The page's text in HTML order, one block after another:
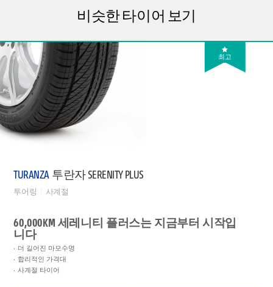
비슷한 타이어 보기
최고
TURANZA 투란자 SERENITY PLUS
투어링 사계절
60,000KM 세레니티 플러스는 지금부터 시작입
니다
더 길어진 마모수명
합리적인 가격대
사계절 타이어